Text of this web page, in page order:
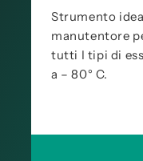
Strumento
manutentore
tutti I tipi di
a – 80° C.